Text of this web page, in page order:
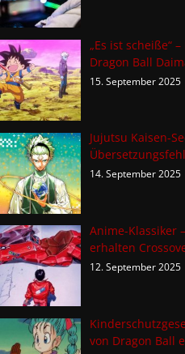
„Es ist scheiße“
Dragon Ball
15. September 2025
Jujutsu Kaisen-
14. September 2025
Anime-Klassiker
erhalten
12. September 2025
von Dragon Ball